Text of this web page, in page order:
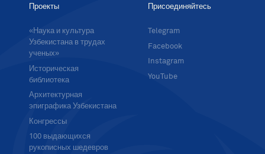
Проекты
«Наука и культура
Узбекистана в трудах
ученых»
Историческая
библиотека
Архитектурная
эпиграфика Узбекистана
Конгрессы
100 выдающихся
рукописных шедевров
Присоединяйтесь
Telegram
Facebook
Instagram
YouTube